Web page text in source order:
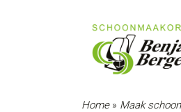
Home» Maak